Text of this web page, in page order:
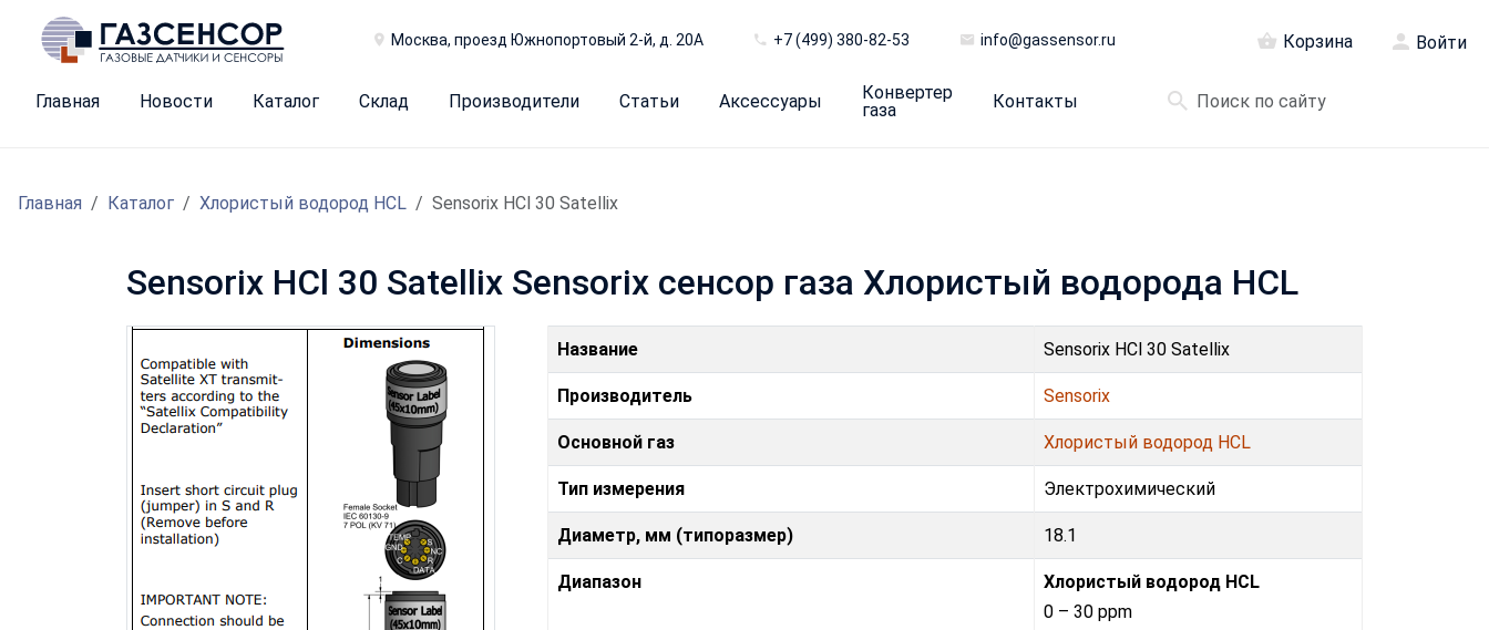
Москва, проезд Южнопортовый 2-й, д. 20А +7 (499) 380-82-53 info@gassensor.ru Корзина Войти
Главная Новости Каталог Склад Производители Статьи Аксессуары
Конвертер
газа
Контакты
Главная Каталог Хлористый водород HCL Sensorix HCl 30 Satellix
Sensorix HCl 30 Satellix Sensorix сенсор газа Хлористый водорода HCL
Название Sensorix HCl 30 Satellix
Производитель Sensorix
Основной газ Хлористый водород HCL
Тип измерения Электрохимический
Диаметр, мм (типоразмер) 18.1
Диапазон
Хлористый водород HCL
0 – 30 ppm